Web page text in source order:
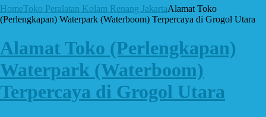
HomeToko Peralatan Kolam Renang JakartaAlamat Toko
(Perlengkapan) Waterpark (Waterboom) Terpercaya di Grogol Utara
Alamat Toko (Perlengkapan)
Waterpark (Waterboom)
Terpercaya di Grogol Utara